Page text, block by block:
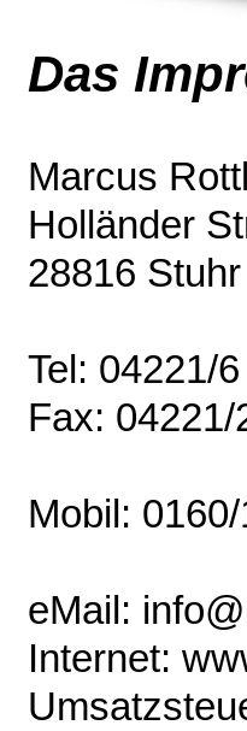
Das
Marcus
Holländer
28816 Stuhr
Tel: 04221/
Fax: 04221/
Mobil:
eMail:
Internet: